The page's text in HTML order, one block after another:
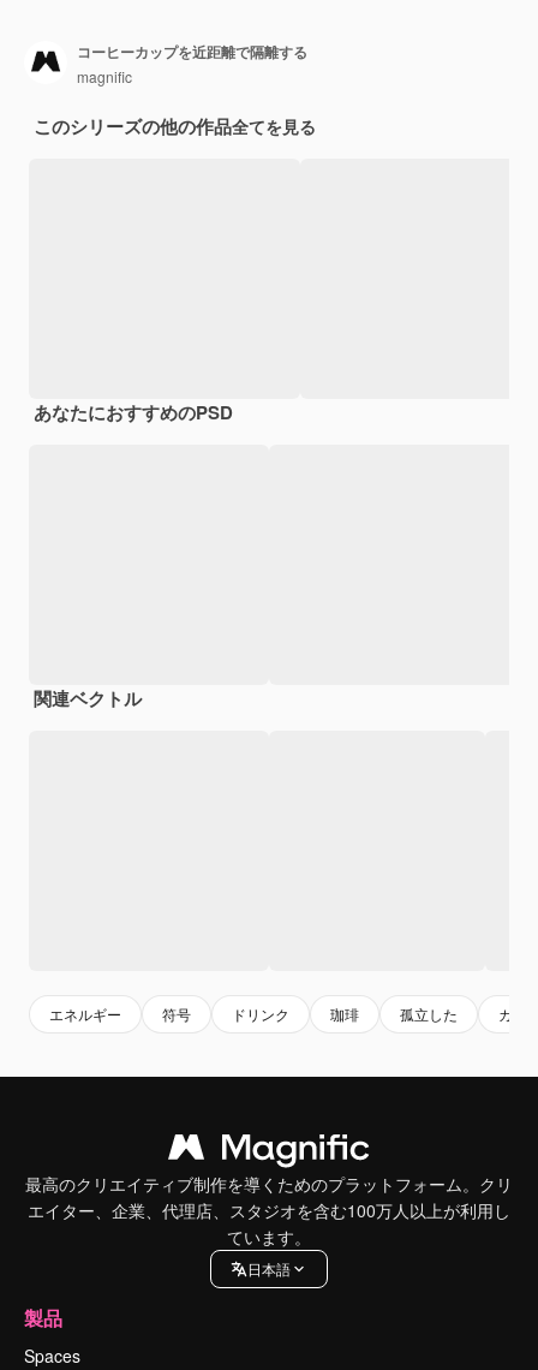
コーヒーカップを近距離で隔離する
magnific
このシリーズの他の作品全てを見る
あなたにおすすめのPSD
関連ベクトル
エネルギー 符号 ドリンク 珈琲 孤立した カッ
最高のクリエイティブ制作を導くためのプラットフォーム。クリ
エイター、企業、代理店、スタジオを含む100万人以上が利用し
ています。
日本語
製品
Spaces